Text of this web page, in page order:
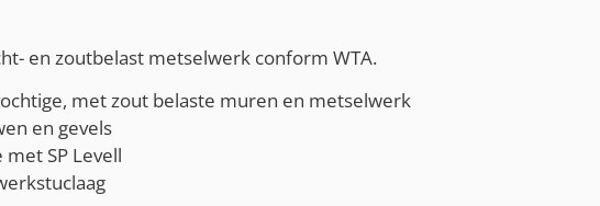
en zoutbelast metselwerk conform WTA.
met zout belaste muren en metselwerk
en gevels
SP Levell